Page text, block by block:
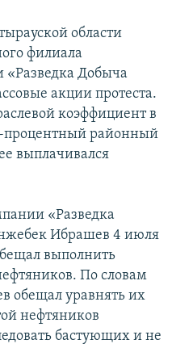
области
филиала
Добыча
акции протеста.
коэффициент в
процентный районный
выплачивался
«Разведка
Ибрашев 4 июля
выполнить
По словам
обещал уравнять их
нефтяников
бастующих и не